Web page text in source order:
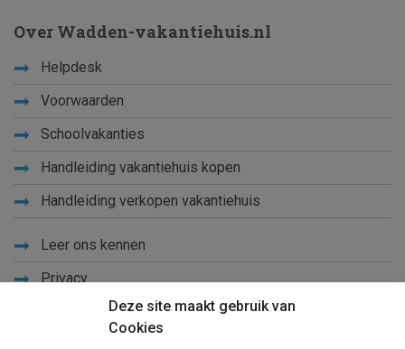
Deze site maakt gebruik van
Cookies
Over Wadden-vakantiehuis.nl
Helpdesk
Voorwaarden
Schoolvakanties
Handleiding vakantiehuis kopen
Handleiding verkopen vakantiehuis
Leer ons kennen
Privacy